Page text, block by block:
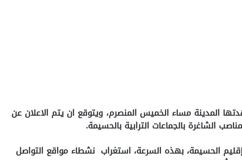
المدينة مساء الخميس المنصرم، ويتوقع ان يتم الاعلان عن
الشاغرة بالجماعات الترابية بالحسيمة.
الحسيمة، بهذه السرعة، استغراب نشطاء مواقع التواصل